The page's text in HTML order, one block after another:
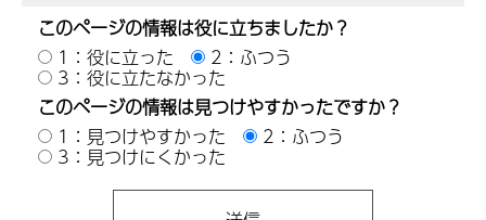
このページの情報は役に立ちましたか？
1：役に立った
2：ふつう
3：役に立たなかった
このページの情報は見つけやすかったですか？
1：見つけやすかった
2：ふつう
3：見つけにくかった